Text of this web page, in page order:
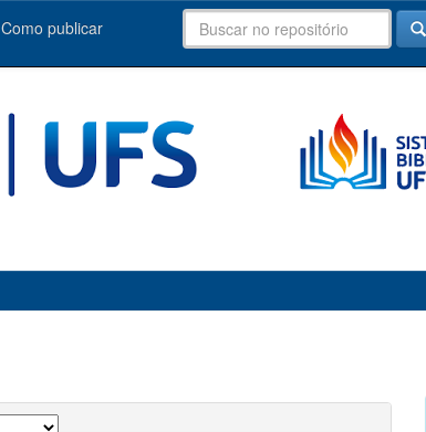
Como publicar